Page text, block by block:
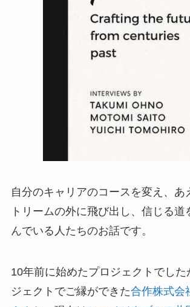
自分のキャリアのコースを変え、あ
トリームの外に飛び出し、信じる道
んでいる人たちのお話です。
10年前に始めたプロジェクトでした
ジェクトでご縁ができた合作株式会